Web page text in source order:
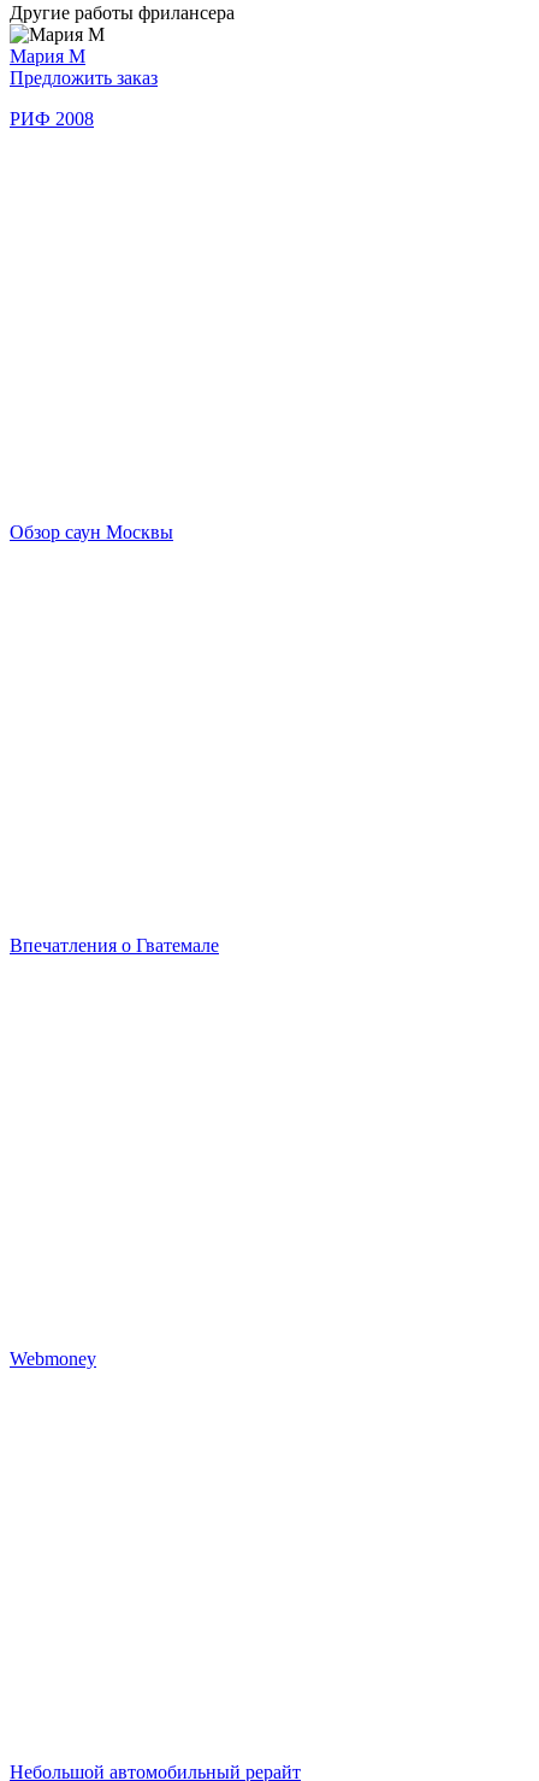
Другие работы фрилансера
Мария М
Предложить заказ
РИФ 2008
Обзор саун Москвы
Впечатления о Гватемале
Webmoney
Небольшой автомобильный рерайт